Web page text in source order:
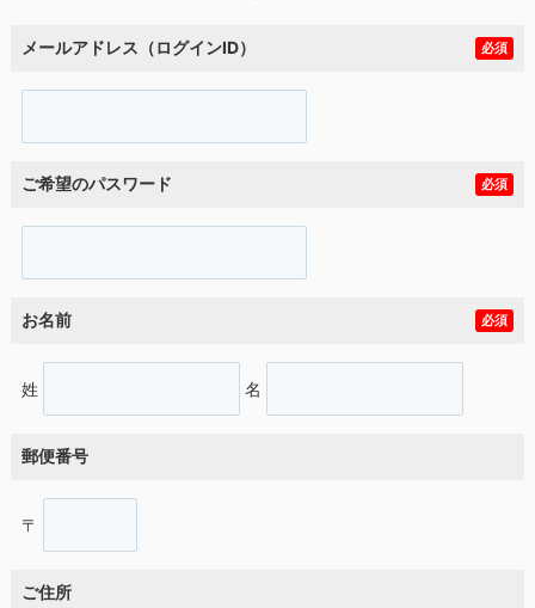
メールアドレス（ログインID） 必須
ご希望のパスワード 必須
お名前 必須
姓 名
郵便番号
〒
ご住所